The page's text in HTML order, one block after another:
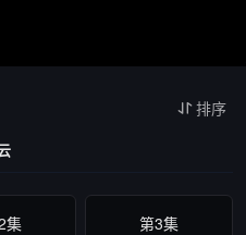
 排序
集 第3集